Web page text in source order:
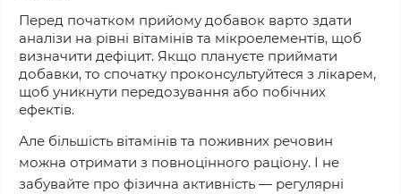
Перед початком прийому добавок варто здати
аналізи на рівні вітамінів та мікроелементів, щоб
визначити дефіцит. Якщо плануєте приймати
добавки, то спочатку проконсультуйтеся з лікарем,
щоб уникнути передозування або побічних
ефектів.
Але більшість вітамінів та поживних речовин
можна отримати з повноцінного раціону. І не
забувайте про фізична активність — регулярні